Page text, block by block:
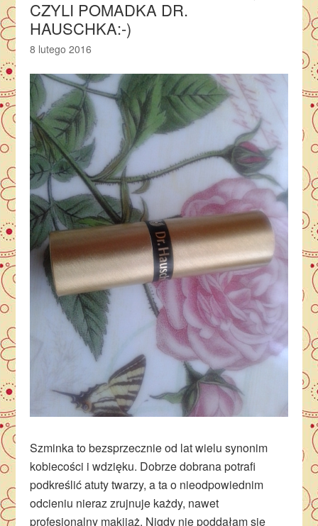
CZYLI POMADKA DR.
HAUSCHKA:-)
8 lutego 2016
Szminka to bezsprzecznie od lat wielu synonim
kobiecości i wdzięku. Dobrze dobrana potrafi
podkreślić atuty twarzy, a ta o nieodpowiednim
odcieniu nieraz zrujnuje każdy, nawet
profesjonalny makijaż. Nigdy nie poddałam się